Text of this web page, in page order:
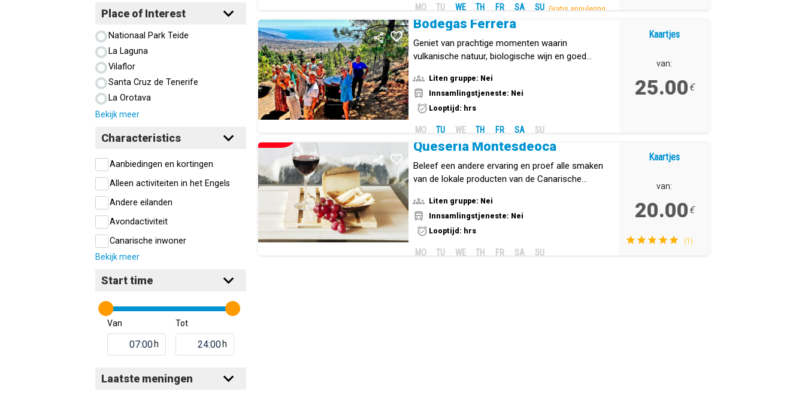
Place of Interest
Nationaal Park Teide
La Laguna
Vilaflor
Santa Cruz de Tenerife
La Orotava
Bekijk meer
Characteristics
Aanbiedingen en kortingen
Alleen activiteiten in het Engels
Andere eilanden
Avondactiviteit
Canarische inwoner
Bekijk meer
Start time
Van
h
Tot
h
Laatste meningen
MO TU WE TH FR SA SU Gratis annulering.
Bodegas Ferrera
Geniet van prachtige momenten waarin
vulkanische natuur, biologische wijn en goed
Liten gruppe: Nei
Innsamlingstjeneste: Nei
Looptijd: hrs
MO TU WE TH FR SA SU
Kaartjes
van:
25.00 €
Quesería Montesdeoca
Beleef een andere ervaring en proef alle smaken
van de lokale producten van de Canarische
Liten gruppe: Nei
Innsamlingstjeneste: Nei
Looptijd: hrs
MO TU WE TH FR SA SU
Kaartjes
van:
20.00 €
(1)